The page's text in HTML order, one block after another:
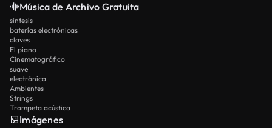
Música de Archivo Gratuita
síntesis
baterías electrónicas
claves
El piano
Cinematográfico
suave
electrónica
Ambientes
Strings
Trompeta acústica
Imágenes